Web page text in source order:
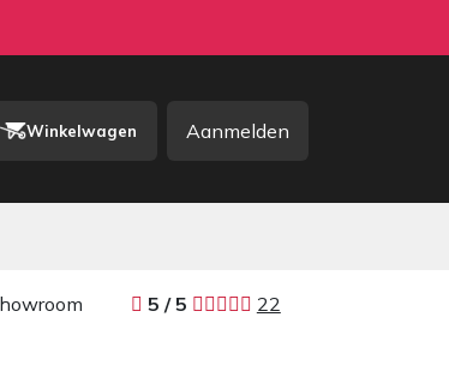
Winkelwagen Aanmelden
5 / 5 ​
22